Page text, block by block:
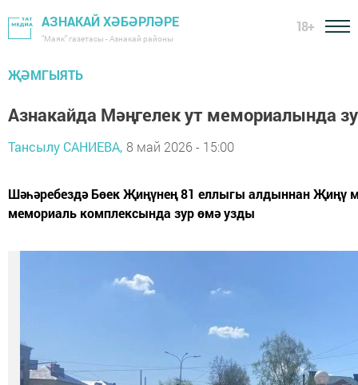
АЗНАКАЙ ХӘБӘРЛӘРЕ
"Маяк" газетасы - Азнакай районы
18+
ҖӘМГЫЯТЬ
Азнакайда Мәңгелек ут мемориалында
Тансылу САНИЕВА, 8 май 2026 - 15:00
Шәһәребездә Бөек Җиңүнең 81 еллыгы алдыннан Җиңү
мемориаль комплексында зур өмә узды